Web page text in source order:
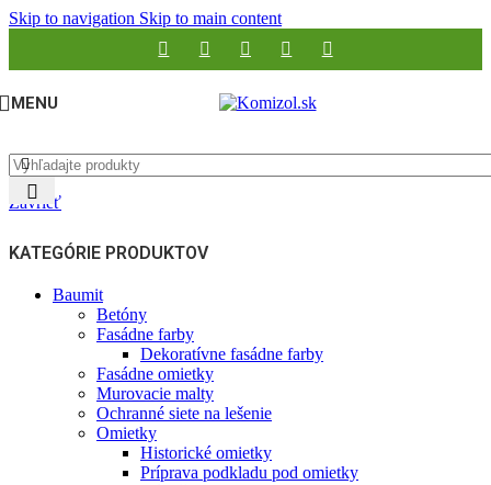
Skip to navigation Skip to main content
MENU
Zavrieť
KATEGÓRIE PRODUKTOV
Baumit
Betóny
Fasádne farby
Dekoratívne fasádne farby
Fasádne omietky
Murovacie malty
Ochranné siete na lešenie
Omietky
Historické omietky
Príprava podkladu pod omietky